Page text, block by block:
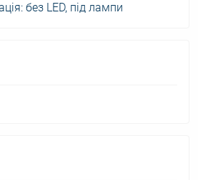
без LED, під лампи